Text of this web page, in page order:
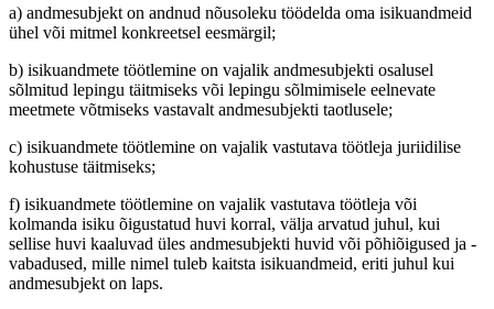
a) andmesubjekt on andnud nõusoleku töödelda oma isikuandmeid
ühel või mitmel konkreetsel eesmärgil;
b) isikuandmete töötlemine on vajalik andmesubjekti osalusel
sõlmitud lepingu täitmiseks või lepingu sõlmimisele eelnevate
meetmete võtmiseks vastavalt andmesubjekti taotlusele;
c) isikuandmete töötlemine on vajalik vastutava töötleja juriidilise
kohustuse täitmiseks;
f) isikuandmete töötlemine on vajalik vastutava töötleja või
kolmanda isiku õigustatud huvi korral, välja arvatud juhul, kui
sellise huvi kaaluvad üles andmesubjekti huvid või põhiõigused ja -
vabadused, mille nimel tuleb kaitsta isikuandmeid, eriti juhul kui
andmesubjekt on laps.